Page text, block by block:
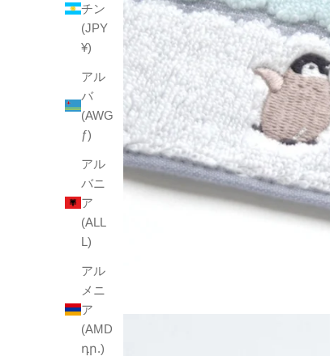
チン
(JPY
¥)
アル
バ
(AWG
ƒ)
アル
バニ
ア
(ALL
L)
アル
メニ
ア
(AMD
դր.)